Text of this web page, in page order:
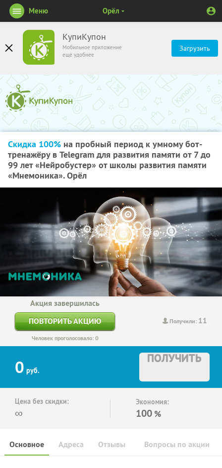
КупиКупон
Мобильное приложение
ещё удобнее
Загрузить
Меню Орёл
Скидка 100% на пробный период к умному бот-
тренажёру в Telegram для развития памяти от 7 до
99 лет «Нейробустер» от школы развития памяти
«Мнемоника». Орёл
Получили: 11
Акция завершилась
ПОВТОРИТЬ АКЦИЮ
Человек проголосовало: 0
0 руб.
ПОЛУЧИТЬ
Цена без скидки:
∞
Экономия:
100 %
Основное Отзывы Вопросы по акции
Адреса